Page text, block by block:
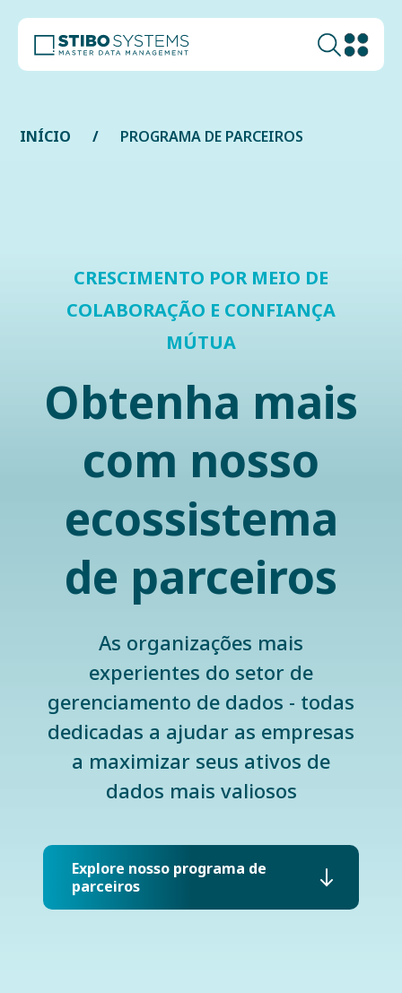
INÍCIO PROGRAMA DE PARCEIROS
CRESCIMENTO POR MEIO DE
COLABORAÇÃO E CONFIANÇA
MÚTUA
Obtenha mais
com nosso
ecossistema
de parceiros
As organizações mais
experientes do setor de
gerenciamento de dados - todas
dedicadas a ajudar as empresas
a maximizar seus ativos de
dados mais valiosos
Explore nosso programa de
parceiros